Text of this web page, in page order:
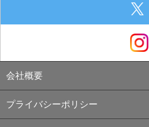
会社概要
プライバシーポリシー